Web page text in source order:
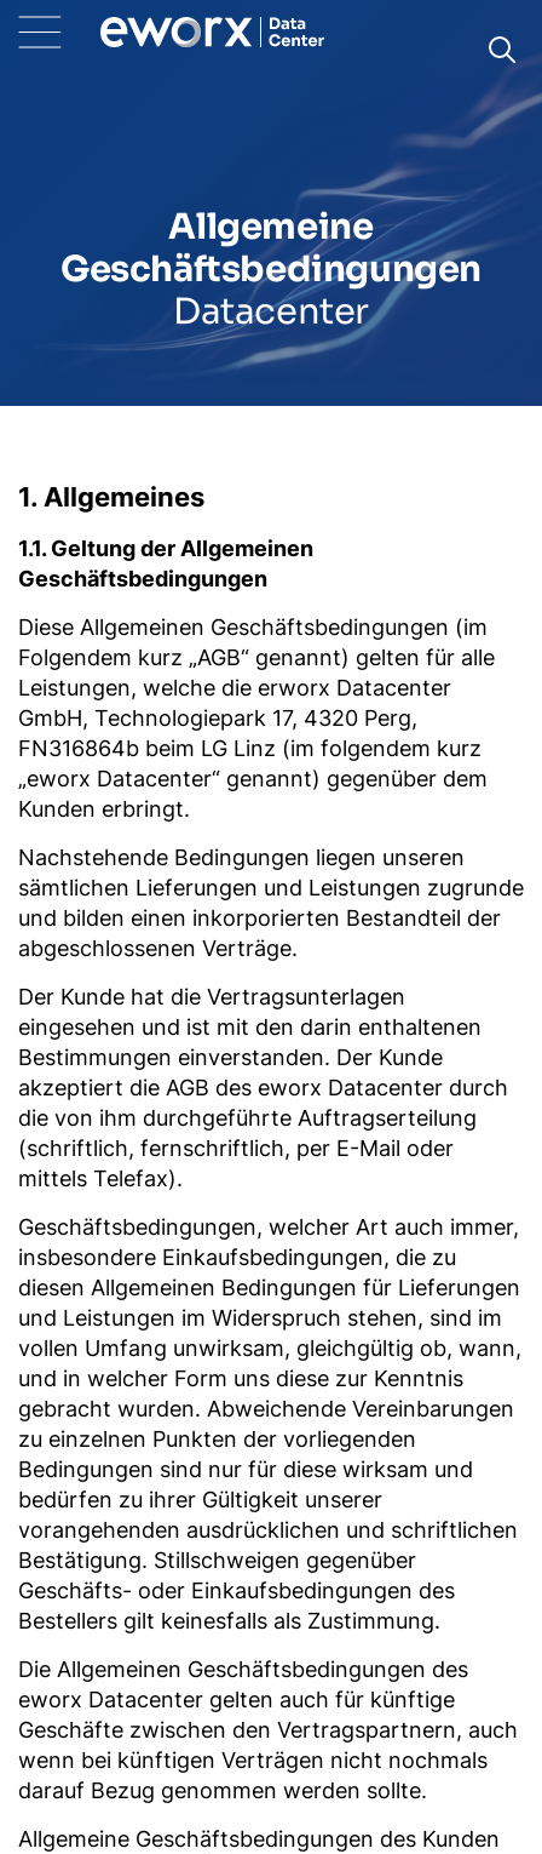
Allgemeine
Geschäftsbedingungen
Datacenter
1. Allgemeines
1.1. Geltung der Allgemeinen
Geschäftsbedingungen
Diese Allgemeinen Geschäftsbedingungen (im
Folgendem kurz „AGB“ genannt) gelten für alle
Leistungen, welche die erworx Datacenter
GmbH, Technologiepark 17, 4320 Perg,
FN316864b beim LG Linz (im folgendem kurz
„eworx Datacenter“ genannt) gegenüber dem
Kunden erbringt.
Nachstehende Bedingungen liegen unseren
sämtlichen Lieferungen und Leistungen zugrunde
und bilden einen inkorporierten Bestandteil der
abgeschlossenen Verträge.
Der Kunde hat die Vertragsunterlagen
eingesehen und ist mit den darin enthaltenen
Bestimmungen einverstanden. Der Kunde
akzeptiert die AGB des eworx Datacenter durch
die von ihm durchgeführte Auftragserteilung
(schriftlich, fernschriftlich, per E-Mail oder
mittels Telefax).
Geschäftsbedingungen, welcher Art auch immer,
insbesondere Einkaufsbedingungen, die zu
diesen Allgemeinen Bedingungen für Lieferungen
und Leistungen im Widerspruch stehen, sind im
vollen Umfang unwirksam, gleichgültig ob, wann,
und in welcher Form uns diese zur Kenntnis
gebracht wurden. Abweichende Vereinbarungen
zu einzelnen Punkten der vorliegenden
Bedingungen sind nur für diese wirksam und
bedürfen zu ihrer Gültigkeit unserer
vorangehenden ausdrücklichen und schriftlichen
Bestätigung. Stillschweigen gegenüber
Geschäfts- oder Einkaufsbedingungen des
Bestellers gilt keinesfalls als Zustimmung.
Die Allgemeinen Geschäftsbedingungen des
eworx Datacenter gelten auch für künftige
Geschäfte zwischen den Vertragspartnern, auch
wenn bei künftigen Verträgen nicht nochmals
darauf Bezug genommen werden sollte.
Allgemeine Geschäftsbedingungen des Kunden